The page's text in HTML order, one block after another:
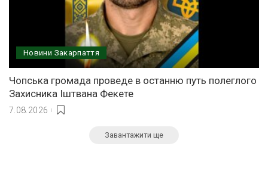
Новини Закарпаття
Чопська громада проведе в останню путь полеглого
Захисника Іштвана Фекете
7.08.2026
Завантажити ще